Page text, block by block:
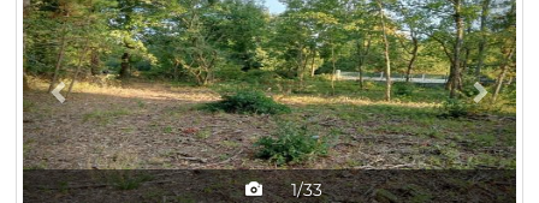
1/33